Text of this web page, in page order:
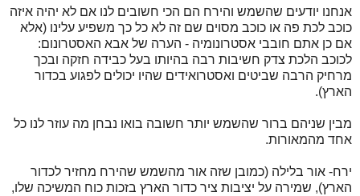
אנחנו יודעים שהשמש והירח הם הכי חשובים לנו אם לא יהיה איזה
כוכב לכת פה או כוכב מסוים שם זה לא כל כך משפיע עלינו (אלא
אם כן אתם חובבי אסטרונומיה - הערה של אבא האסטרונום:
לכוכב הלכת צדק חשיבות רבה בהיותו בעל כבידה חזקה ובכך
מרחיק הרבה שביטים ואסטרואידים שהיו יכולים לפגוע בכדור
הארץ).
מבין שניהם ברור שהשמש יותר חשובה בואו נבחן מה עוזר לנו כל
אחד מהמאורות.
ירח- אור בלילה (כמובן שזה אור מהשמש שהירח מחזיר לכדור
הארץ), שמירה על יציבות ציר כדור הארץ בזכות כוח המשיכה שלו,